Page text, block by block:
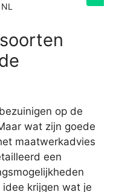
op de
wat zijn goede
maatwerkadvies
een
krijgen wat je